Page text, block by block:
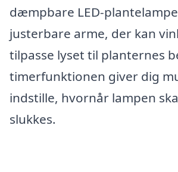
dæmpbare LED-
justerbare arme, der kan
tilpasse lyset til planternes
timerfunktionen giver dig
indstille, hvornår lampen
slukkes.